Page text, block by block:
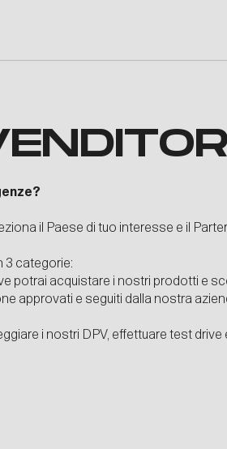
il Paese di tuo interesse e il
3 categorie:
potrai acquistare i nostri prodotti e
approvati e seguiti dalla nostra
i nostri DPV, effettuare test